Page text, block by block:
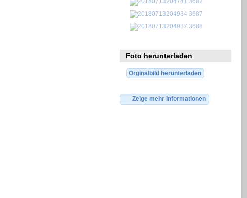
Foto herunterladen
Orginalbild herunterladen
Zeige mehr Informationen